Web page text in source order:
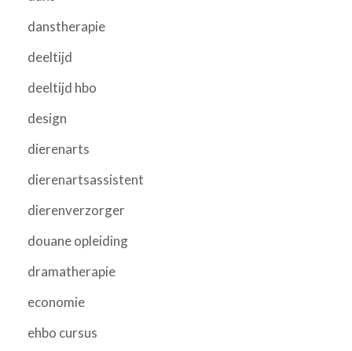
danstherapie
deeltijd
deeltijd hbo
design
dierenarts
dierenartsassistent
dierenverzorger
douane opleiding
dramatherapie
economie
ehbo cursus